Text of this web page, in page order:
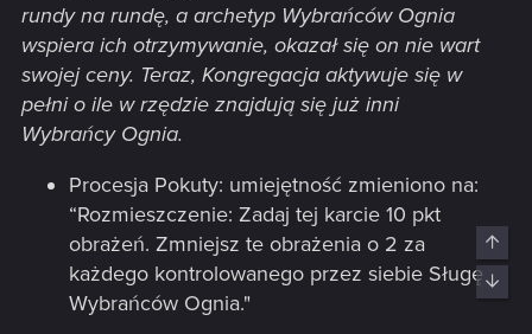
rundy na rundę, a archetyp Wybrańców Ognia
wspiera ich otrzymywanie, okazał się on nie wart
swojej ceny. Teraz, Kongregacja aktywuje się w
pełni o ile w rzędzie znajdują się już inni
Wybrańcy Ognia.
Procesja Pokuty: umiejętność zmieniono na:
“Rozmieszczenie: Zadaj tej karcie 10 pkt
obrażeń. Zmniejsz te obrażenia o 2 za
każdego kontrolowanego przez siebie Sługę
Wybrańców Ognia."
Top